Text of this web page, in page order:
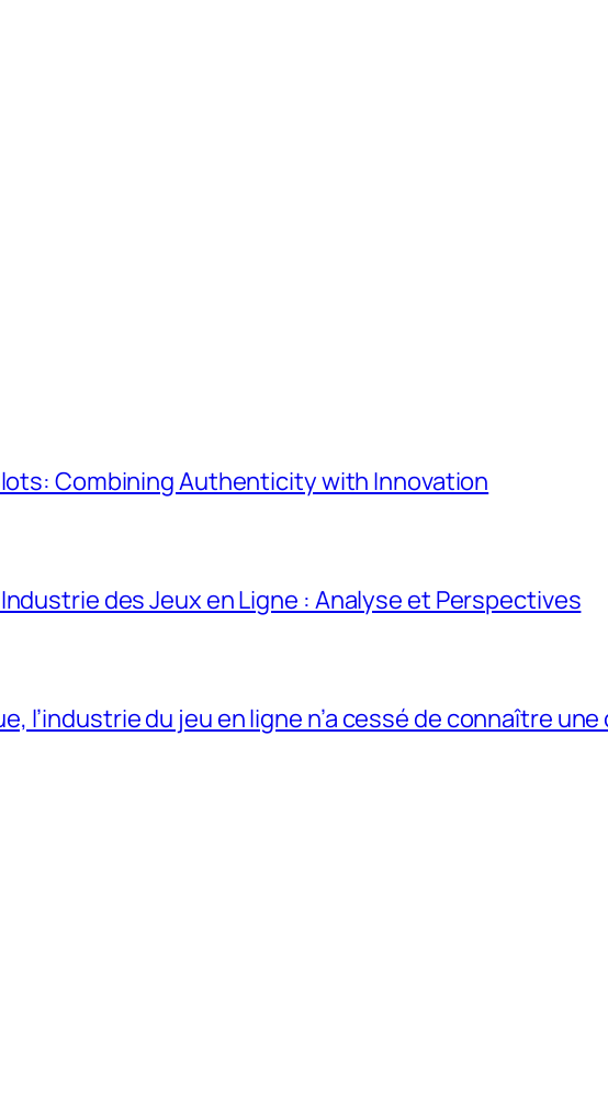
Combining Authenticity with Innovation
des Jeux en Ligne : Analyse et Perspectives
l’industrie du jeu en ligne n’a cessé de connaître